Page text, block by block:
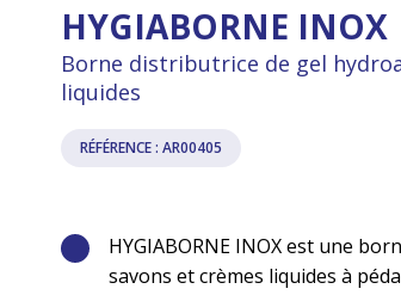
HYGIABORNE INOX
Borne distributrice de gel
liquides
RÉFÉRENCE : AR00405
HYGIABORNE INOX est une
savons et crèmes liquides à